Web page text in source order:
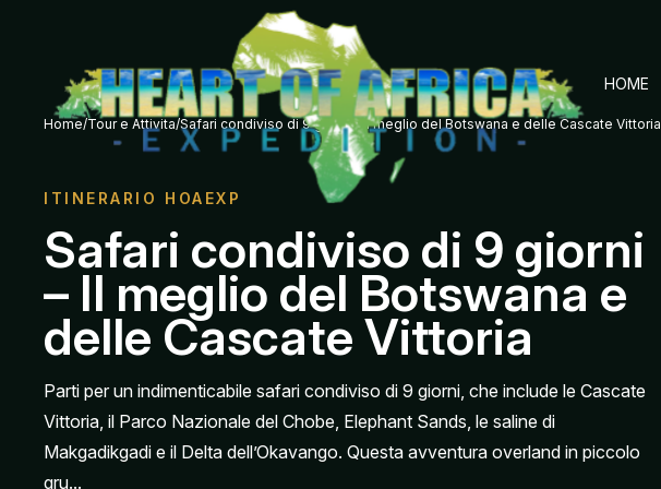
HOME
Home/Tour e Attivita/Safari condiviso di 9 giorni – Il meglio del Botswana e delle Cascate Vittoria
ITINERARIO HOAEXP
Safari condiviso di 9 giorni
– Il meglio del Botswana e
delle Cascate Vittoria
Parti per un indimenticabile safari condiviso di 9 giorni, che include le Cascate
Vittoria, il Parco Nazionale del Chobe, Elephant Sands, le saline di
Makgadikgadi e il Delta dell’Okavango. Questa avventura overland in piccolo
gru...